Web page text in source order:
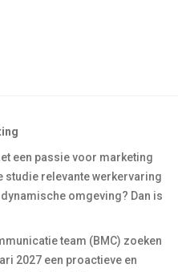
een passie voor marketing
studie relevante werkervaring
omgeving? Dan is
team (BMC) zoeken
2027 een proactieve en